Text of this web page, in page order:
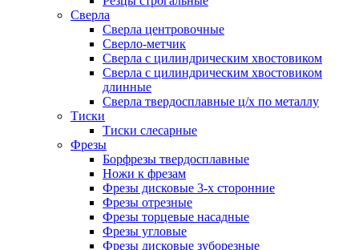
Сверла
Сверла центровочные
Сверло-метчик
Сверла с цилиндрическим хвостовиком
Сверла с цилиндрическим хвостовиком
длинные
Сверла твердосплавные ц/х по металлу
Тиски
Тиски слесарные
Фрезы
Борфрезы твердосплавные
Ножи к фрезам
Фрезы дисковые 3-х сторонние
Фрезы отрезные
Фрезы торцевые насадные
Фрезы угловые
Фрезы дисковые зуборезные